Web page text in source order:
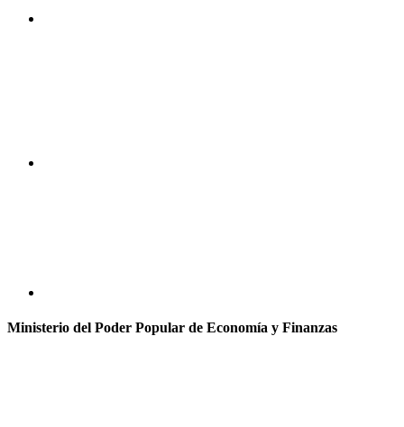
Ministerio del Poder Popular de Economía y Finanzas